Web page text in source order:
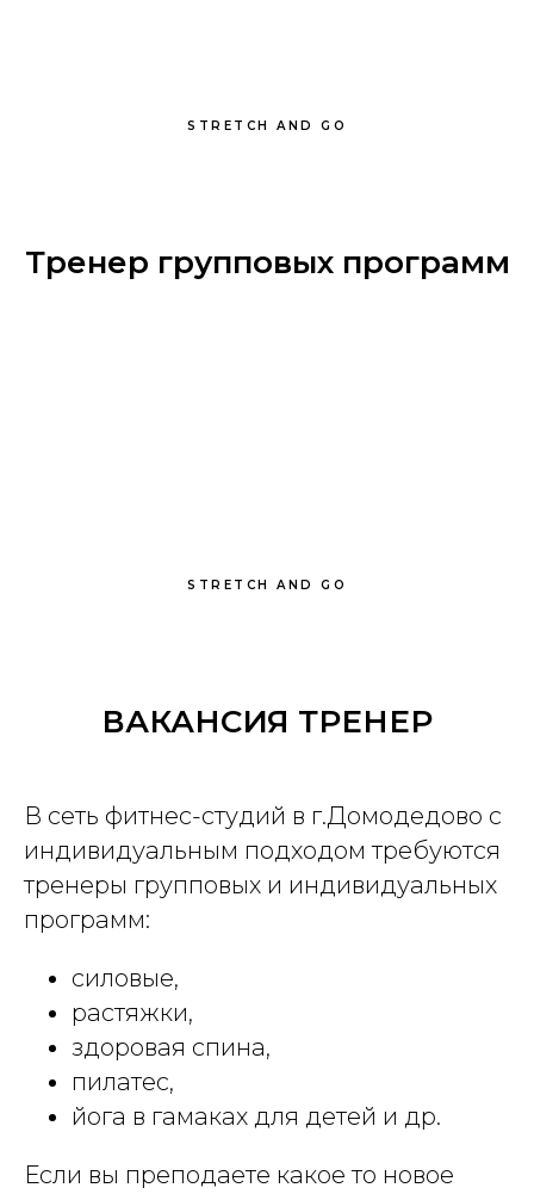
STRETCH AND GO
Тренер групповых программ
STRETCH AND GO
ВАКАНСИЯ ТРЕНЕР
В сеть фитнес-студий в г.Домодедово с
индивидуальным подходом требуются
тренеры групповых и индивидуальных
программ:
силовые,
растяжки,
здоровая спина,
пилатес,
йога в гамаках для детей и др.
Если вы преподаете какое то новое